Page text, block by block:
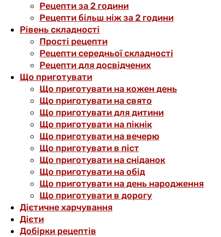
Рецепти за 2 години
Рецепти більш ніж за 2 години
Рівень складності
Прості рецепти
Рецепти середньої складності
Рецепти для досвідчених
Що приготувати
Що приготувати на кожен день
Що приготувати на свято
Що приготувати для дитини
Що приготувати на пікнік
Що приготувати на вечерю
Що приготувати в піст
Що приготувати на сніданок
Що приготувати на обід
Що приготувати на день народження
Що приготувати в дорогу
Дієтичне харчування
Дієти
Добірки рецептів